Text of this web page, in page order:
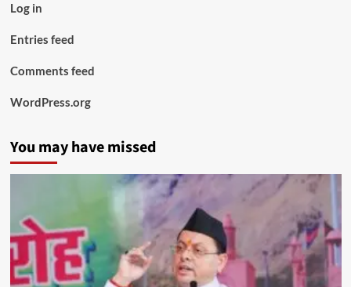
Log in
Entries feed
Comments feed
WordPress.org
You may have missed